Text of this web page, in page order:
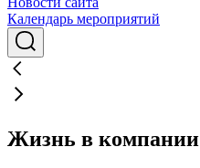
Календарь мероприятий
Жизнь в компании